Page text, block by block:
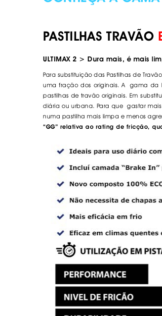
PASTILHAS TRAVÃO
ULTIMAX 2 > Dura mais, é mais
Para substituição das Pastilhas de
uma fração dos originais. A gama da
pastilhas de travão originais. Em
diária ou urbana. Para que gastar
numa pastilha mais limpa e menos
“GG” relativa ao rating de fricção,